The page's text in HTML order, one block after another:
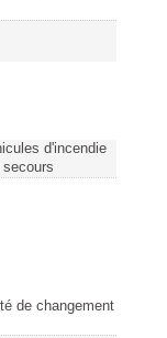
d'incendie
de changement